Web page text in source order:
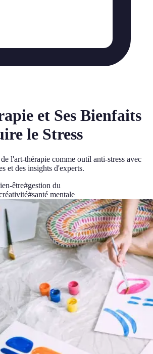
et Ses Bienfaits
le Stress
l'art-thérapie comme outil anti-stress avec
et des insights d'experts.
être#gestion du
#santé mentale